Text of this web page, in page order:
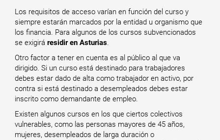
Los requisitos de acceso varían en función del curso y
siempre estarán marcados por la entidad u organismo que
los financia. Para algunos de los cursos subvencionados
se exigirá residir en Asturias.
Otro factor a tener en cuenta es al público al que va
dirigido. Si un curso está destinado para trabajadores
debes estar dado de alta como trabajador en activo, por
contra si está destinado a desempleados debes estar
inscrito como demandante de empleo.
Existen algunos cursos en los que ciertos colectivos
vulnerables, como las personas mayores de 45 años,
mujeres, desempleados de larga duración o